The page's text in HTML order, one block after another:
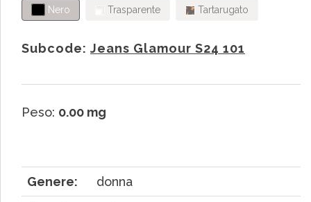
Nero Trasparente Tartarugato
Subcode: Jeans Glamour S24 101
Peso: 0.00 mg
Genere:
donna